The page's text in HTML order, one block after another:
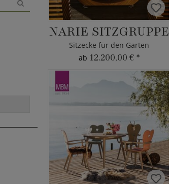
NARIE SITZGRUPPE
Sitzecke für den Garten
ab 12.200,00 € *